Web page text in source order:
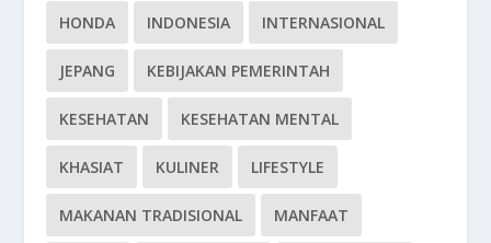
HONDA INDONESIA INTERNASIONAL
JEPANG KEBIJAKAN PEMERINTAH
KESEHATAN KESEHATAN MENTAL
KHASIAT KULINER LIFESTYLE
MAKANAN TRADISIONAL MANFAAT